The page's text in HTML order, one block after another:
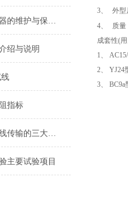
高压直流试验变压器的维护与保养指南
绍与说明
指标
无线高压核相仪无线传输的三大优点
主要试验项目
3、
外型
4、
质量
成套性(
1、
2、 YJ24
3、 BC9a